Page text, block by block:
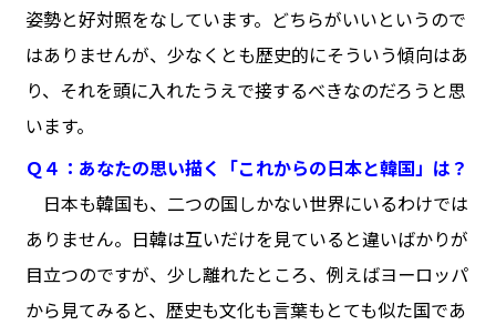
姿勢と好対照をなしています。どちらがいいというので
はありませんが、少なくとも歴史的にそういう傾向はあ
り、それを頭に入れたうえで接するべきなのだろうと思
います。
Ｑ４：あなたの思い描く「これからの日本と韓国」は？
日本も韓国も、二つの国しかない世界にいるわけでは
ありません。日韓は互いだけを見ていると違いばかりが
目立つのですが、少し離れたところ、例えばヨーロッパ
から見てみると、歴史も文化も言葉もとても似た国であ